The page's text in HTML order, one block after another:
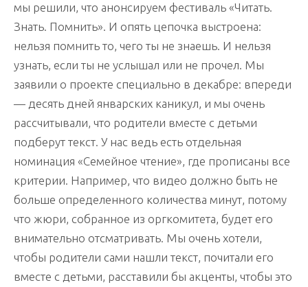
мы решили, что анонсируем фестиваль «Читать.
Знать. Помнить». И опять цепочка выстроена:
нельзя помнить то, чего ты не знаешь. И нельзя
узнать, если ты не услышал или не прочел. Мы
заявили о проекте специально в декабре: впереди
— десять дней январских каникул, и мы очень
рассчитывали, что родители вместе с детьми
подберут текст. У нас ведь есть отдельная
номинация «Семейное чтение», где прописаны все
критерии. Например, что видео должно быть не
больше определенного количества минут, потому
что жюри, собранное из оргкомитета, будет его
внимательно отсматривать. Мы очень хотели,
чтобы родители сами нашли текст, почитали его
вместе с детьми, расставили бы акценты, чтобы это